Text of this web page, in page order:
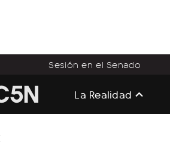
Sesión en el Senado
La Realidad